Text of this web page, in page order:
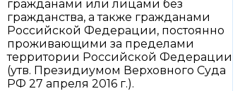
гражданами или лицами без
гражданства, а также гражданами
Российской Федерации, постоянно
проживающими за пределами
территории Российской Федерации
(утв. Президиумом Верховного Суда
РФ 27 апреля 2016 г.).